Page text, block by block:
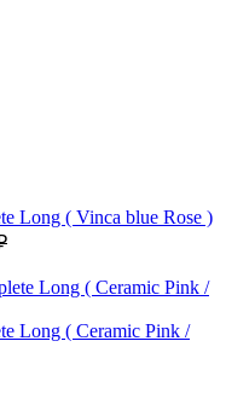
Long ( Vinca blue Rose )
Long ( Ceramic Pink /